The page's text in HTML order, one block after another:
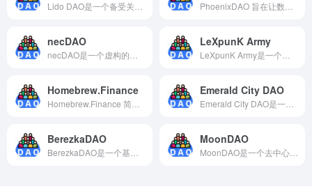
necDAO LeXpunK Army
Homebrew.Finance Emerald City DAO
BerezkaDAO MoonDAO